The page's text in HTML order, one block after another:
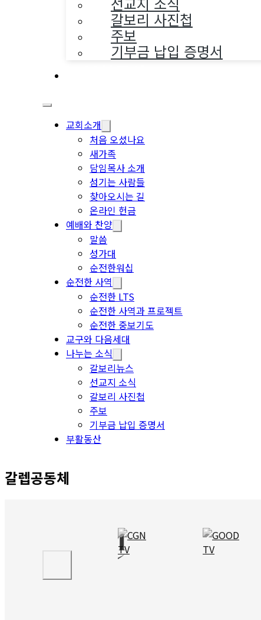
갈보리 사진첩
주보
기부금 납입 증명서
교회소개
처음 오셨나요
새가족
담임목사 소개
섬기는 사람들
찾아오시는 길
온라인 헌금
예배와 찬양
말씀
성가대
순전한워십
순전한 사역
순전한 LTS
순전한 사역과 프로젝트
순전한 중보기도
교구와 다음세대
나누는 소식
갈보리뉴스
선교지 소식
갈보리 사진첩
주보
기부금 납입 증명서
부활동산
갈렙공동체